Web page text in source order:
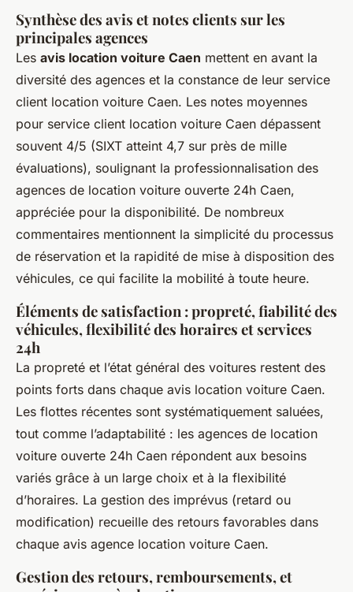
Synthèse des avis et notes clients sur les
principales agences
Les avis location voiture Caen mettent en avant la
diversité des agences et la constance de leur service
client location voiture Caen. Les notes moyennes
pour service client location voiture Caen dépassent
souvent 4/5 (SIXT atteint 4,7 sur près de mille
évaluations), soulignant la professionnalisation des
agences de location voiture ouverte 24h Caen,
appréciée pour la disponibilité. De nombreux
commentaires mentionnent la simplicité du processus
de réservation et la rapidité de mise à disposition des
véhicules, ce qui facilite la mobilité à toute heure.
Éléments de satisfaction : propreté, fiabilité des
véhicules, flexibilité des horaires et services
24h
La propreté et l’état général des voitures restent des
points forts dans chaque avis location voiture Caen.
Les flottes récentes sont systématiquement saluées,
tout comme l’adaptabilité : les agences de location
voiture ouverte 24h Caen répondent aux besoins
variés grâce à un large choix et à la flexibilité
d’horaires. La gestion des imprévus (retard ou
modification) recueille des retours favorables dans
chaque avis agence location voiture Caen.
Gestion des retours, remboursements, et